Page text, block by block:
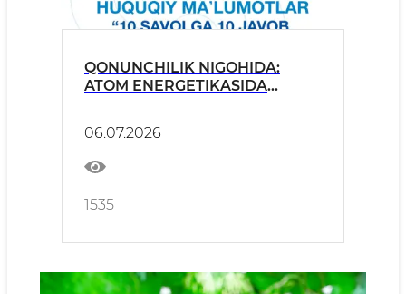
QONUNCHILIK NIGOHIDA:
ATOM ENERGETIKASIDA
06.07.2026
1535